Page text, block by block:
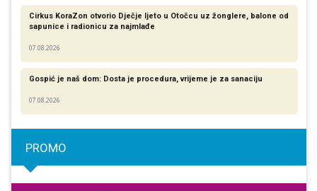
Cirkus KoraZon otvorio Dječje ljeto u Otočcu uz žonglere, balone od
sapunice i radionicu za najmlađe
07.08.2026
Gospić je naš dom: Dosta je procedura, vrijeme je za sanaciju
07.08.2026
PROMO